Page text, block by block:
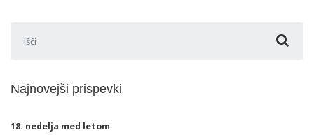
Najnovejši prispevki
18. nedelja med letom